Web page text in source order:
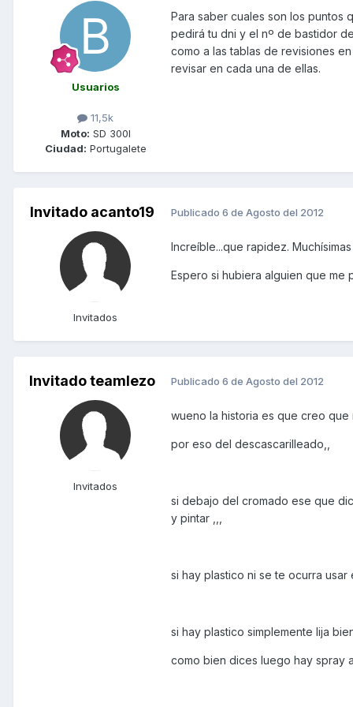
Usuarios
11,5k
Moto: SD 300I
Ciudad: Portugalete
Para saber cuales son los puntos
pedirá tu dni y el nº de bastidor
como a las tablas de revisiones
revisar en cada una de ellas.
Invitado acanto19
Invitados
Publicado 6 de Agosto del 2012
Increíble...que rapidez.
Espero si hubiera alguien que me
Invitado teamlezo
Invitados
Publicado 6 de Agosto del 2012
wueno la historia es que creo
por eso del descascarilleado,,
si debajo del cromado ese que
y pintar ,,,
si hay plastico ni se te ocurra usar
si hay plastico simplemente lija
como bien dices luego hay spray